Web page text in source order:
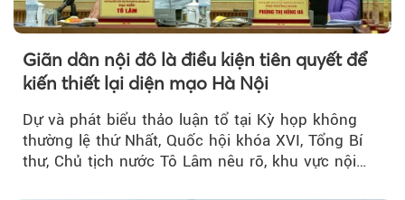
Giãn dân nội đô là điều kiện tiên quyết để
kiến thiết lại diện mạo Hà Nội
Dự và phát biểu thảo luận tổ tại Kỳ họp không
thường lệ thứ Nhất, Quốc hội khóa XVI, Tổng Bí
thư, Chủ tịch nước Tô Lâm nêu rõ, khu vực nội